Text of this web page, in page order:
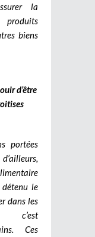
la
produits
biens
d’être
portées
le
dans les
c’est
Ces